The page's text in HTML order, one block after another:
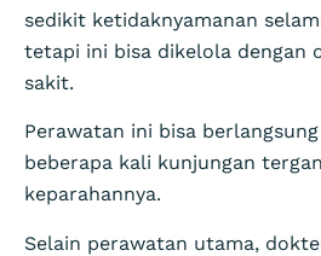
sedikit ketidaknyamanan
tetapi ini bisa dikelola dengan
sakit.
Perawatan ini bisa
beberapa kali kunjungan
keparahannya.
Selain perawatan utama,